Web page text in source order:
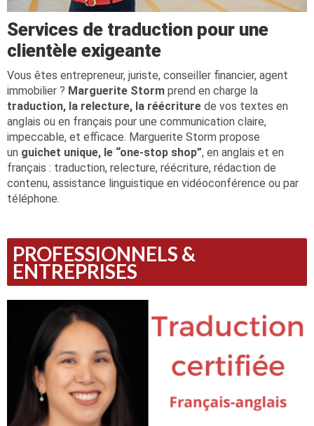
Services de traduction pour une
clientèle exigeante
Vous êtes entrepreneur, juriste, conseiller financier, agent
immobilier ? Marguerite Storm prend en charge la
traduction, la relecture, la réécriture de vos textes en
anglais ou en français pour une communication claire,
impeccable, et efficace. Marguerite Storm propose
un guichet unique, le “one-stop shop”, en anglais et en
français : traduction, relecture, réécriture, rédaction de
contenu, assistance linguistique en vidéoconférence ou par
téléphone.
PROFESSIONNELS &
ENTREPRISES